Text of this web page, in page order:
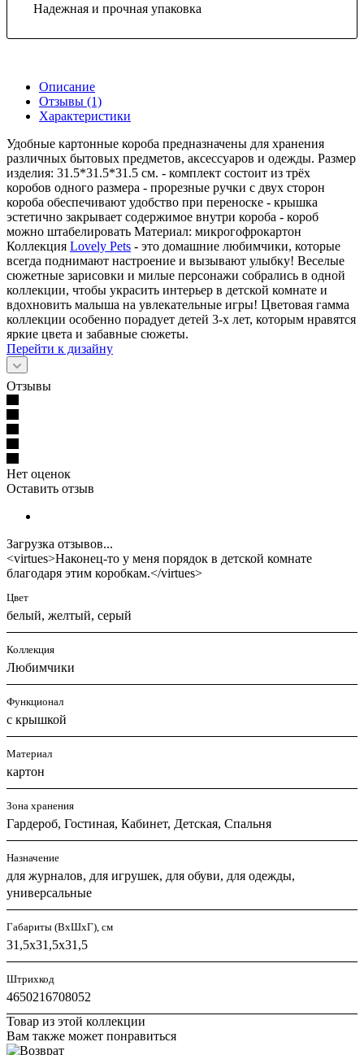
Надежная и прочная упаковка
Описание
Отзывы (1)
Характеристики
Удобные картонные короба предназначены для хранения
различных бытовых предметов, аксессуаров и одежды. Размер
изделия: 31.5*31.5*31.5 см. - комплект состоит из трёх
коробов одного размера - прорезные ручки с двух сторон
короба обеспечивают удобство при переноске - крышка
эстетично закрывает содержимое внутри короба - короб
можно штабелировать Материал: микрогофрокартон
Коллекция Lovely Pets - это домашние любимчики, которые
всегда поднимают настроение и вызывают улыбку! Веселые
сюжетные зарисовки и милые персонажи собрались в одной
коллекции, чтобы украсить интерьер в детской комнате и
вдохновить малыша на увлекательные игры! Цветовая гамма
коллекции особенно порадует детей 3-х лет, которым нравятся
яркие цвета и забавные сюжеты.
Перейти к дизайну
Отзывы
Нет оценок
Оставить отзыв
Загрузка отзывов...
<virtues>Наконец-то у меня порядок в детской комнате
благодаря этим коробкам.</virtues>
Цвет
белый, желтый, серый
Коллекция
Любимчики
Функционал
с крышкой
Материал
картон
Зона хранения
Гардероб, Гостиная, Кабинет, Детская, Спальня
Назначение
для журналов, для игрушек, для обуви, для одежды,
универсальные
Габариты (ВхШхГ), см
31,5х31,5х31,5
Штрихкод
4650216708052
Товар из этой коллекции
Вам также может понравиться